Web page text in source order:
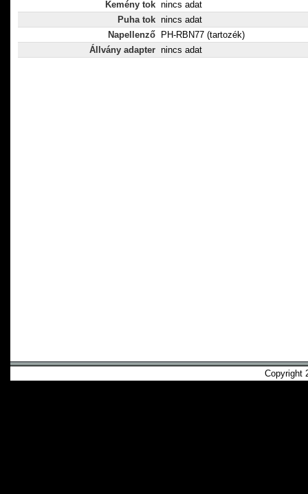
Kemény tok nincs adat
Puha tok nincs adat
Napellenző
PH-RBN77 (tartozék)
Állvány adapter nincs adat
Copyright